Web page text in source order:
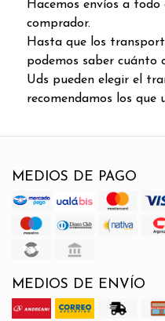
Hacemos envíos a todo
comprador.
Hasta que los
podemos saber cuánto
Uds pueden elegir el
recomendamos los que
MEDIOS DE PAGO
MEDIOS DE ENVÍO